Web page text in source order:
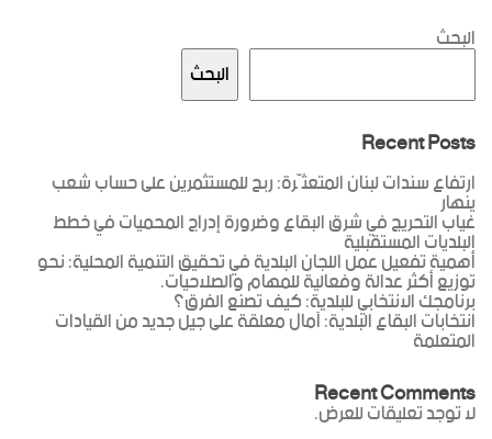
البحث
البحث
Recent Posts
ارتفاع سندات لبنان المتعثّرة: ربح للمستثمرين على حساب شعب
ينهار
غياب التحريج في شرق البقاع وضرورة إدراج المحميات في خطط
البلديات المستقبلية
أهمية تفعيل عمل اللجان البلدية في تحقيق التنمية المحلية: نحو
توزيع أكثر عدالة وفعالية للمهام والصلاحيات.
برنامجك الانتخابي للبلدية: كيف تصنع الفرق؟
انتخابات البقاع البلدية: آمال معلقة على جيل جديد من القيادات
المتعلمة
Recent Comments
لا توجد تعليقات للعرض.